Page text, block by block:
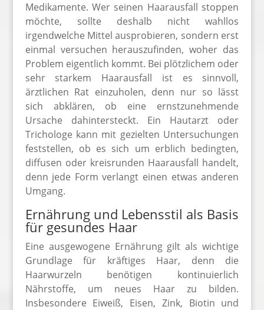
Medikamente. Wer seinen Haarausfall stoppen
möchte, sollte deshalb nicht wahllos
irgendwelche Mittel ausprobieren, sondern erst
einmal versuchen herauszufinden, woher das
Problem eigentlich kommt. Bei plötzlichem oder
sehr starkem Haarausfall ist es sinnvoll,
ärztlichen Rat einzuholen, denn nur so lässt
sich abklären, ob eine ernstzunehmende
Ursache dahintersteckt. Ein Hautarzt oder
Trichologe kann mit gezielten Untersuchungen
feststellen, ob es sich um erblich bedingten,
diffusen oder kreisrunden Haarausfall handelt,
denn jede Form verlangt einen etwas anderen
Umgang.
Ernährung und Lebensstil als Basis
für gesundes Haar
Eine ausgewogene Ernährung gilt als wichtige
Grundlage für kräftiges Haar, denn die
Haarwurzeln benötigen kontinuierlich
Nährstoffe, um neues Haar zu bilden.
Insbesondere Eiweiß, Eisen, Zink, Biotin und